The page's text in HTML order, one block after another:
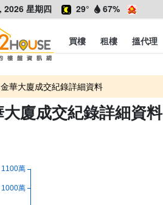
2026 星期四 29° 67%
買樓 租樓 搵代理
金華大廈成交紀錄詳細資料
廈成交紀錄詳細資料